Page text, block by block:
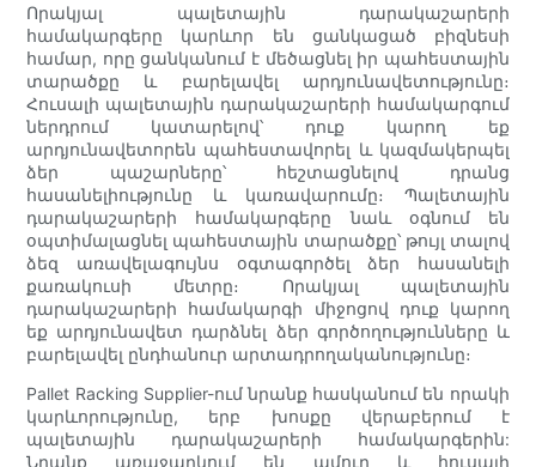
Որակյալ պալետային դարակաշարերի
համակարգերը կարևոր են ցանկացած բիզնեսի
համար, որը ցանկանում է մեծացնել իր պահեստային
տարածքը և բարելավել արդյունավետությունը։
Հուսալի պալետային դարակաշարերի համակարգում
ներդրում կատարելով՝ դուք կարող եք
արդյունավետորեն պահեստավորել և կազմակերպել
ձեր պաշարները՝ հեշտացնելով դրանց
հասանելիությունը և կառավարումը։ Պալետային
դարակաշարերի համակարգերը նաև օգնում են
օպտիմալացնել պահեստային տարածքը՝ թույլ տալով
ձեզ առավելագույնս օգտագործել ձեր հասանելի
քառակուսի մետրը։ Որակյալ պալետային
դարակաշարերի համակարգի միջոցով դուք կարող
եք արդյունավետ դարձնել ձեր գործողությունները և
բարելավել ընդհանուր արտադրողականությունը։
Pallet Racking Supplier-ում նրանք հասկանում են որակի
կարևորությունը, երբ խոսքը վերաբերում է
պալետային դարակաշարերի համակարգերին:
Նրանք առաջարկում են ամուր և հուսալի